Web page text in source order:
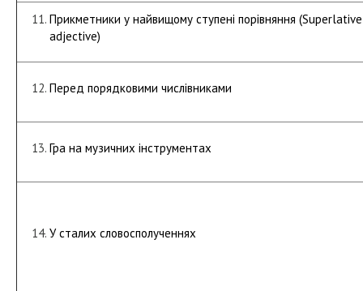
Прикметники у найвищому ступені порівняння (Superlative
adjective)
Перед порядковими числівниками
Гра на музичних інструментах
У сталих словосполученнях